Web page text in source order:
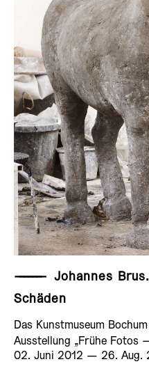
——————
Johannes
Schäden
Das Kunstmuseum
Ausstellung „Frühe Fotos
02. Juni 2012 ­— 26. Aug.